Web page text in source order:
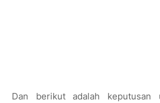
Dan berikut adalah keputusan